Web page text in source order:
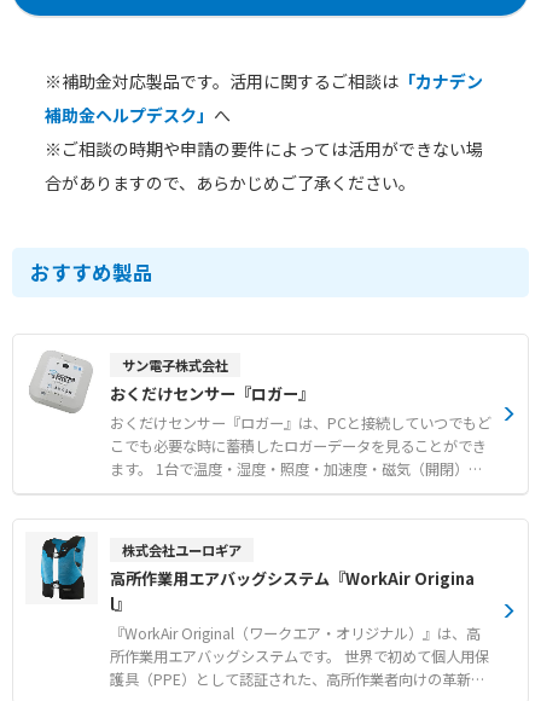
※補助金対応製品です。活用に関するご相談は 「カナデン
補助金ヘルプデスク」 へ
※ご相談の時期や申請の要件によっては活用ができない場
合がありますので、あらかじめご了承ください。
おすすめ製品
サン電子株式会社
おくだけセンサー『ロガー』
おくだけセンサー『ロガー』は、PCと接続していつでもど
こでも必要な時に蓄積したロガーデータを見ることができ
ます。 1台で温度・湿度・照度・加速度・磁気（開閉）デ
ータの取得が可能です。 また、おくだけセンサーリンク
は、置きたい場所や設備に「おくだけ」でIoT化を実現し
データを一定間隔で読み取り、内部のフラッシュメモリに
センサーデータを保存します。 ●センサーデータ 最短1
0msec～、最大約3万ポイントのセンサーデータを記録す
ることが可能です。 （例.加速度センサー（3軸）のデー
タを、1sec周期で約24時間分を蓄積可能） ●保存 ログ
データは、PC接続して「おくだけアシスタントツール」で
株式会社ユーロギア
高所作業用エアバッグシステム『WorkAir Origina
l』
『WorkAir Original（ワークエア・オリジナル）』は、高
所作業用エアバッグシステムです。 世界で初めて個人用保
護具（PPE）として認証された、高所作業者向けの革新的